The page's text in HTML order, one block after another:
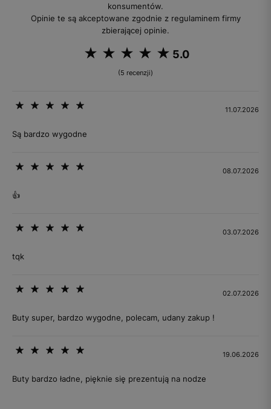
konsumentów.
Opinie te są akceptowane zgodnie z regulaminem firmy
zbierającej opinie.
5.0
(5 recenzji)
11.07.2026
Są bardzo wygodne
08.07.2026
👍
03.07.2026
tqk
02.07.2026
Buty super, bardzo wygodne, polecam, udany zakup !
19.06.2026
Buty bardzo ładne, pięknie się prezentują na nodze